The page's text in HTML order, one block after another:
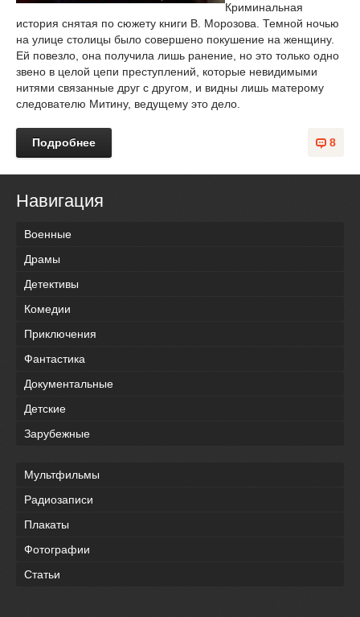
Криминальная
история снятая по сюжету книги В. Морозова. Темной ночью
на улице столицы было совершено покушение на женщину.
Ей повезло, она получила лишь ранение, но это только одно
звено в целой цепи преступлений, которые невидимыми
нитями связанные друг с другом, и видны лишь матерому
следователю Митину, ведущему это дело.
8
Подробнее
Навигация
Военные
Драмы
Детективы
Комедии
Приключения
Фантастика
Документальные
Детские
Зарубежные
Мультфильмы
Радиозаписи
Плакаты
Фотографии
Статьи